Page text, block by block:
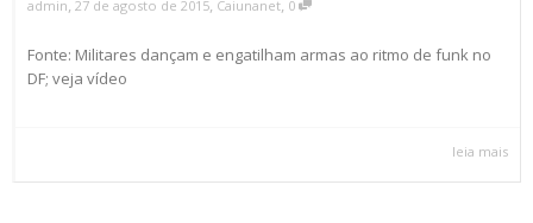
admin, 27 de agosto de 2015, Caiunanet, 0
Fonte: Militares dançam e engatilham armas ao ritmo de funk no
DF; veja vídeo
leia mais